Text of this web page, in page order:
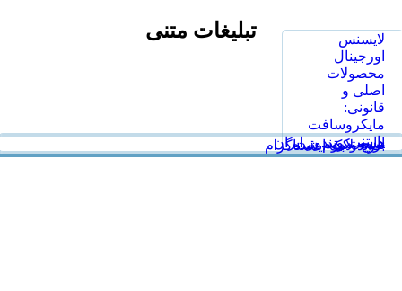
تبلیغات متنی
لایسنس
اورجینال
محصولات
اصلی و
قانونی:
مایکروسافت
پارتنر
هاست ویندوز ایران
انیمه مرتد
برنج وکیوم شده
خرید لایک اینستاگرام